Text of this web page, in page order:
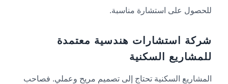
للحصول على استشارة مناسبة.
شركة استشارات هندسية معتمدة
للمشاريع السكنية
المشاريع السكنية تحتاج إلى تصميم مريح وعملي. فصاحب